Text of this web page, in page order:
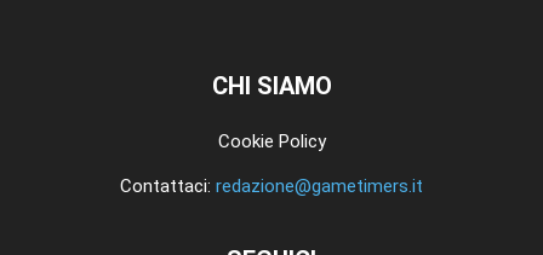
CHI SIAMO
Cookie Policy
Contattaci: redazione@gametimers.it